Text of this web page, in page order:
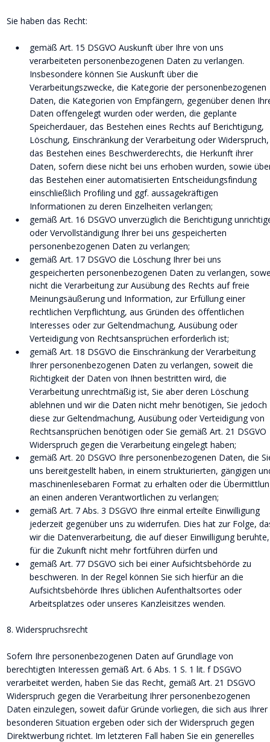
Sie haben das Recht:
•
gemäß Art. 15 DSGVO Auskunft über Ihre von uns
verarbeiteten personenbezogenen Daten zu verlangen.
Insbesondere können Sie Auskunft über die
Verarbeitungszwecke, die Kategorie der personenbezogenen
Daten, die Kategorien von Empfängern, gegenüber denen
Daten offengelegt wurden oder werden, die geplante
Speicherdauer, das Bestehen eines Rechts auf Berichtigung,
Löschung, Einschränkung der Verarbeitung oder
das Bestehen eines Beschwerderechts, die Herkunft ihrer
Daten, sofern diese nicht bei uns erhoben wurden, sowie
das Bestehen einer automatisierten Entscheidungsfindung
einschließlich Profiling und ggf. aussagekräftigen
Informationen zu deren Einzelheiten verlangen;
•
gemäß Art. 16 DSGVO unverzüglich die Berichtigung
oder Vervollständigung Ihrer bei uns gespeicherten
personenbezogenen Daten zu verlangen;
•
gemäß Art. 17 DSGVO die Löschung Ihrer bei uns
gespeicherten personenbezogenen Daten zu verlangen,
nicht die Verarbeitung zur Ausübung des Rechts auf freie
Meinungsäußerung und Information, zur Erfüllung einer
rechtlichen Verpflichtung, aus Gründen des öffentlichen
Interesses oder zur Geltendmachung, Ausübung oder
Verteidigung von Rechtsansprüchen erforderlich ist;
•
gemäß Art. 18 DSGVO die Einschränkung der Verarbeitung
Ihrer personenbezogenen Daten zu verlangen, soweit die
Richtigkeit der Daten von Ihnen bestritten wird, die
Verarbeitung unrechtmäßig ist, Sie aber deren Löschung
ablehnen und wir die Daten nicht mehr benötigen, Sie jedoch
diese zur Geltendmachung, Ausübung oder Verteidigung von
Rechtsansprüchen benötigen oder Sie gemäß Art. 21 DSGVO
Widerspruch gegen die Verarbeitung eingelegt haben;
•
gemäß Art. 20 DSGVO Ihre personenbezogenen Daten, die
uns bereitgestellt haben, in einem strukturierten, gängigen
maschinenlesebaren Format zu erhalten oder die
an einen anderen Verantwortlichen zu verlangen;
•
gemäß Art. 7 Abs. 3 DSGVO Ihre einmal erteilte Einwilligung
jederzeit gegenüber uns zu widerrufen. Dies hat zur Folge,
wir die Datenverarbeitung, die auf dieser Einwilligung
für die Zukunft nicht mehr fortführen dürfen und
•
gemäß Art. 77 DSGVO sich bei einer Aufsichtsbehörde zu
beschweren. In der Regel können Sie sich hierfür an die
Aufsichtsbehörde Ihres üblichen Aufenthaltsortes oder
Arbeitsplatzes oder unseres Kanzleisitzes wenden.
8. Widerspruchsrecht
Sofern Ihre personenbezogenen Daten auf Grundlage von
berechtigten Interessen gemäß Art. 6 Abs. 1 S. 1 lit. f DSGVO
verarbeitet werden, haben Sie das Recht, gemäß Art. 21 DSGVO
Widerspruch gegen die Verarbeitung Ihrer personenbezogenen
Daten einzulegen, soweit dafür Gründe vorliegen, die sich aus Ihrer
besonderen Situation ergeben oder sich der Widerspruch gegen
Direktwerbung richtet. Im letzteren Fall haben Sie ein generelles